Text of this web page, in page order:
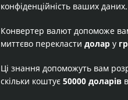
конфіденційність ваших
Конвертер валют допоможе
миттєво перекласти долар у
Ці знання допоможуть вам
скільки коштує 50000 доларів